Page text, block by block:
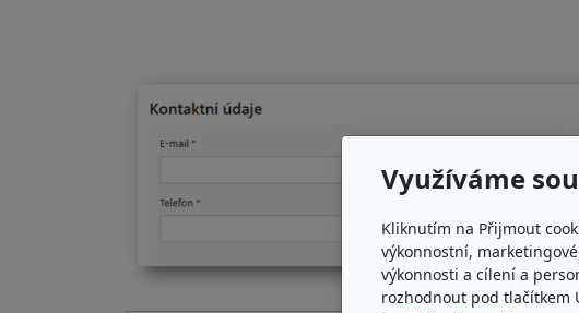
Využíváme
Kliknutím na Přijmout
výkonnostní,
výkonnosti a cílení a
rozhodnout pod tlačítkem